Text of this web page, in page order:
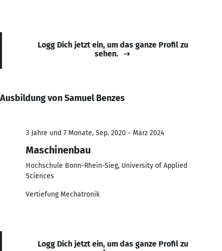
Logg Dich jetzt ein, um das ganze Profil zu
sehen.
Ausbildung von Samuel Benzes
3 Jahre und 7 Monate, Sep. 2020 - März 2024
Maschinenbau
Hochschule Bonn-Rhein-Sieg, University of Applied
Sciences
Vertiefung Mechatronik
Logg Dich jetzt ein, um das ganze Profil zu